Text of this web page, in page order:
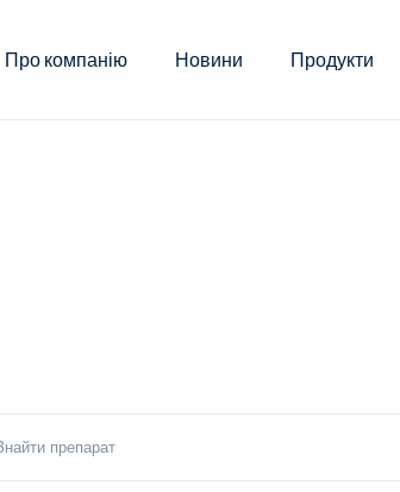
Про компанію Новини Продукти